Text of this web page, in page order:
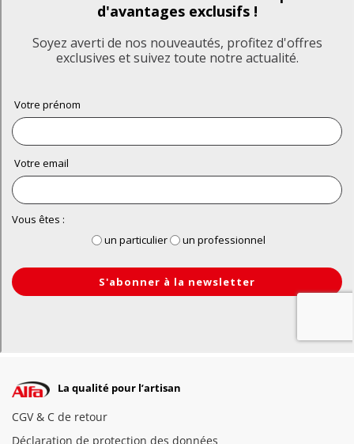
La qualité pour l’artisan
CGV & C de retour
Déclaration de protection des données